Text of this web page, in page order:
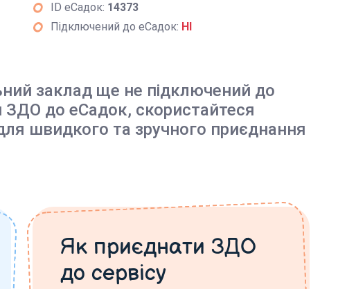
ID еСадок: 14373
Підключений до еСадок: НІ
заклад ще не підключений до
до еСадок, скористайтеся
швидкого та зручного приєднання
Як приєднати ЗДО
до сервісу